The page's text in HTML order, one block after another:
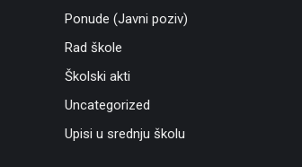
Ponude (Javni poziv)
Rad škole
Školski akti
Uncategorized
Upisi u srednju školu